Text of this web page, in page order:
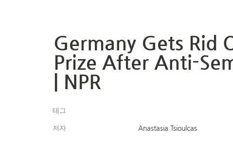
Germany Gets Rid
Prize After Anti-
| NPR
태그
저자 Anastasia Tsioulcas